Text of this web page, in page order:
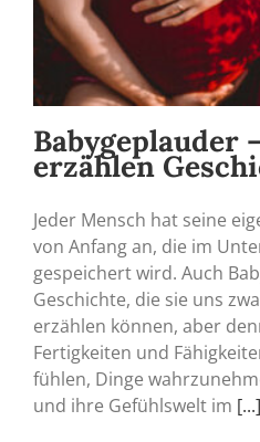
Babygeplauder
erzählen
Jeder Mensch hat seine
von Anfang an, die im
gespeichert wird. Auch
Geschichte, die sie uns
erzählen können, aber
Fertigkeiten und
fühlen, Dinge
und ihre Gefühlswelt im [...]